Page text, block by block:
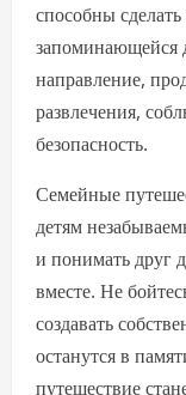
способны
запоминающейся
направление,
развлечения,
безопасность.
Семейные
детям
и понимать друг
вместе. Не
создавать
останутся в
путешествие